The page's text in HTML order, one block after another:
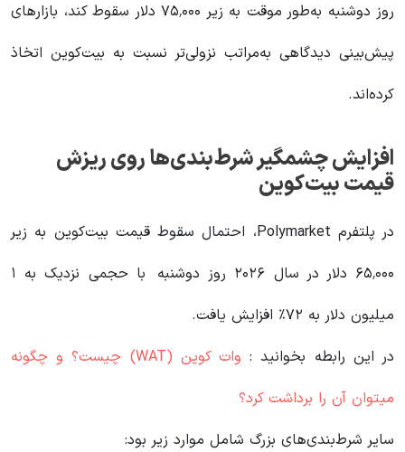
روز دوشنبه به‌طور موقت به زیر ۷۵٬۰۰۰ دلار سقوط کند، بازارهای
پیش‌بینی دیدگاهی به‌مراتب نزولی‌تر نسبت به بیت‌کوین اتخاذ
کرده‌اند.
افزایش چشمگیر شرط‌بندی‌ها روی ریزش
قیمت بیت‌کوین
در پلتفرم Polymarket، احتمال سقوط قیمت بیت‌کوین به زیر
۶۵٬۰۰۰ دلار در سال ۲۰۲۶ روز دوشنبه با حجمی نزدیک به ۱
میلیون دلار به ۷۲٪ افزایش یافت.
در این رابطه بخوانید‌ :
وات کوین (WAT) چیست؟ و چگونه
میتوان آن را برداشت کرد؟
سایر شرط‌بندی‌های بزرگ شامل موارد زیر بود: